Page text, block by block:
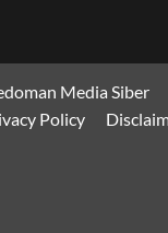
Media Siber
Policy